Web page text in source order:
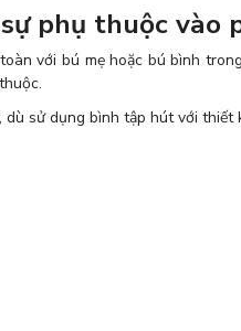
phụ thuộc vào
với bú mẹ hoặc bú bình
sử dụng bình tập hút với thiết